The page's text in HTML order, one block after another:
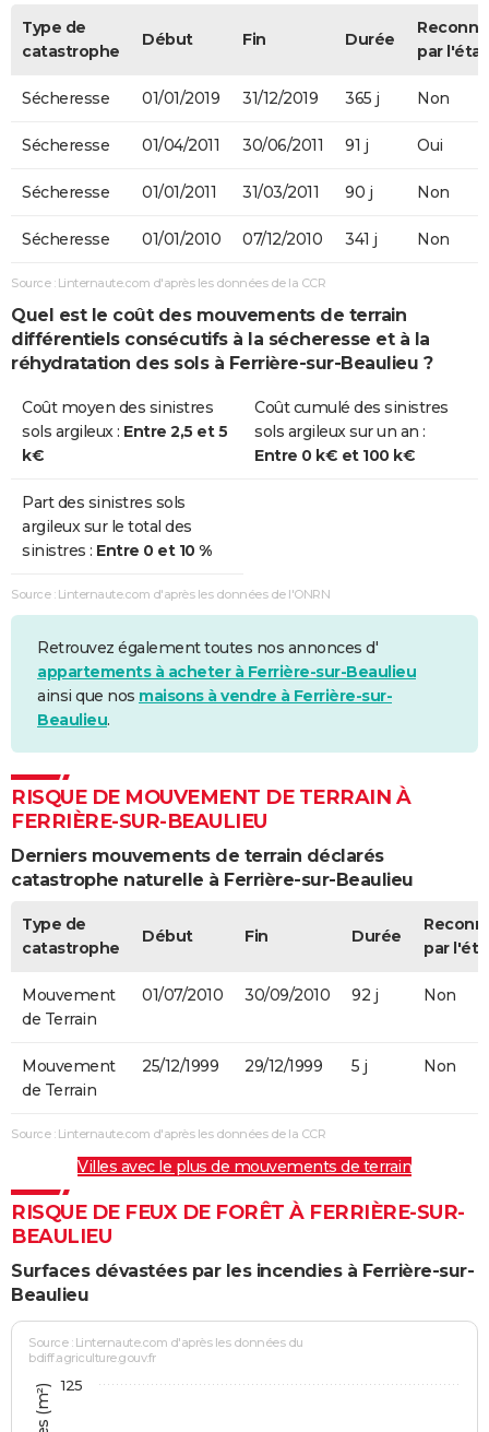
Type de
catastrophe
Début Fin Durée
par l'état
Sécheresse 01/01/2019 31/12/2019 365 j Non
Sécheresse 01/04/2011 30/06/2011 91 j Oui
Sécheresse 01/01/2011 31/03/2011 90 j Non
Sécheresse 01/01/2010 07/12/2010 341 j Non
Source : Linternaute.com d'après les données de la CCR
Quel est le coût des mouvements de terrain
différentiels consécutifs à la sécheresse et à la
réhydratation des sols à Ferrière-sur-Beaulieu ?
Coût moyen des sinistres
sols argileux : Entre 2,5 et 5
k€
Coût cumulé des sinistres
sols argileux sur un an :
Entre 0 k€ et 100 k€
Part des sinistres sols
argileux sur le total des
sinistres : Entre 0 et 10 %
Source : Linternaute.com d'après les données de l'ONRN
Retrouvez également toutes nos annonces d'
appartements à acheter à Ferrière-sur-Beaulieu
ainsi que nos maisons à vendre à Ferrière-sur-
Beaulieu.
RISQUE DE MOUVEMENT DE TERRAIN À
FERRIÈRE-SUR-BEAULIEU
Derniers mouvements de terrain déclarés
catastrophe naturelle à Ferrière-sur-Beaulieu
Type de
catastrophe
Début Fin Durée
par
Mouvement
de Terrain
01/07/2010 30/09/2010 92 j Non
Mouvement
de Terrain
25/12/1999 29/12/1999 5 j Non
Source : Linternaute.com d'après les données de la CCR
Villes avec le plus de mouvements de terrain
RISQUE DE FEUX DE FORÊT À FERRIÈRE-SUR-
BEAULIEU
Surfaces dévastées par les incendies à Ferrière-sur-
Beaulieu
Source : Linternaute.com d'après les données du
bdiff.agriculture.gouv.fr
125